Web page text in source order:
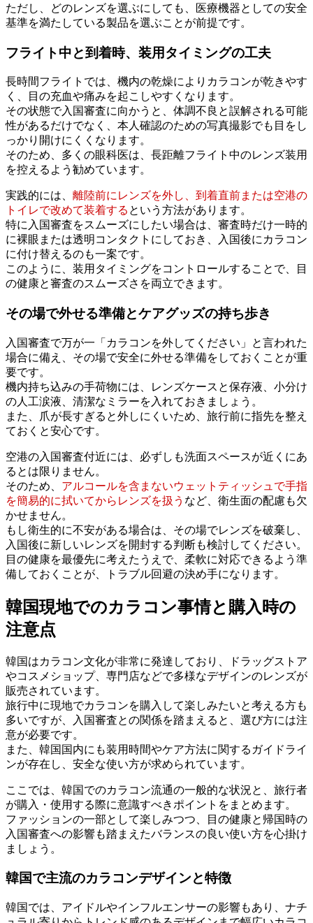
ただし、どのレンズを選ぶにしても、医療機器としての安全
基準を満たしている製品を選ぶことが前提です。
フライト中と到着時、装用タイミングの工夫
長時間フライトでは、機内の乾燥によりカラコンが乾きやす
く、目の充血や痛みを起こしやすくなります。
その状態で入国審査に向かうと、体調不良と誤解される可能
性があるだけでなく、本人確認のための写真撮影でも目をし
っかり開けにくくなります。
そのため、多くの眼科医は、長距離フライト中のレンズ装用
を控えるよう勧めています。
実践的には、 離陸前にレンズを外し、到着直前または空港の
トイレで改めて装着する という方法があります。
特に入国審査をスムーズにしたい場合は、審査時だけ一時的
に裸眼または透明コンタクトにしておき、入国後にカラコン
に付け替えるのも一案です。
このように、装用タイミングをコントロールすることで、目
の健康と審査のスムーズさを両立できます。
その場で外せる準備とケアグッズの持ち歩き
入国審査で万が一「カラコンを外してください」と言われた
場合に備え、その場で安全に外せる準備をしておくことが重
要です。
機内持ち込みの手荷物には、レンズケースと保存液、小分け
の人工涙液、清潔なミラーを入れておきましょう。
また、爪が長すぎると外しにくいため、旅行前に指先を整え
ておくと安心です。
空港の入国審査付近には、必ずしも洗面スペースが近くにあ
るとは限りません。
そのため、 アルコールを含まないウェットティッシュで手指
を簡易的に拭いてからレンズを扱う など、衛生面の配慮も欠
かせません。
もし衛生的に不安がある場合は、その場でレンズを破棄し、
入国後に新しいレンズを開封する判断も検討してください。
目の健康を最優先に考えたうえで、柔軟に対応できるよう準
備しておくことが、トラブル回避の決め手になります。
韓国現地でのカラコン事情と購入時の
注意点
韓国はカラコン文化が非常に発達しており、ドラッグストア
やコスメショップ、専門店などで多様なデザインのレンズが
販売されています。
旅行中に現地でカラコンを購入して楽しみたいと考える方も
多いですが、入国審査との関係を踏まえると、選び方には注
意が必要です。
また、韓国国内にも装用時間やケア方法に関するガイドライ
ンが存在し、安全な使い方が求められています。
ここでは、韓国でのカラコン流通の一般的な状況と、旅行者
が購入・使用する際に意識すべきポイントをまとめます。
ファッションの一部として楽しみつつ、目の健康と帰国時の
入国審査への影響も踏まえたバランスの良い使い方を心掛け
ましょう。
韓国で主流のカラコンデザインと特徴
韓国では、アイドルやインフルエンサーの影響もあり、ナチ